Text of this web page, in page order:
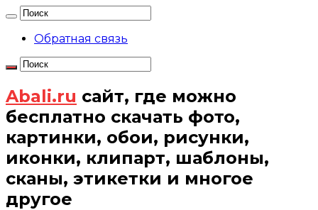
Обратная связь
Abali.ru сайт, где можно
бесплатно скачать фото,
картинки, обои, рисунки,
иконки, клипарт, шаблоны,
сканы, этикетки и многое
другое